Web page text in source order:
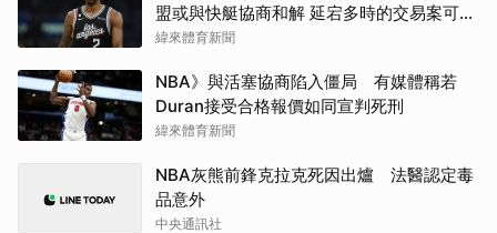
盟或與快艇協商和解 延宕多時的交易案可望
於開季前成行
緯來體育新聞
NBA》與活塞協商陷入僵局 有媒體稱若
Duran接受合格報價如同宣判死刑
緯來體育新聞
NBA灰熊前鋒克拉克死因出爐 法醫認定毒
品意外
中央通訊社